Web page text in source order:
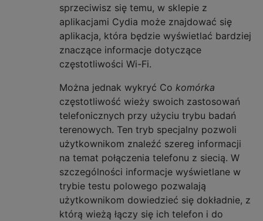
sprzeciwisz się temu, w sklepie z
aplikacjami Cydia może znajdować się
aplikacja, która będzie wyświetlać bardziej
znaczące informacje dotyczące
częstotliwości Wi-Fi.
Można jednak wykryć Co komórka
częstotliwość wieży swoich zastosowań
telefonicznych przy użyciu trybu badań
terenowych. Ten tryb specjalny pozwoli
użytkownikom znaleźć szereg informacji
na temat połączenia telefonu z siecią. W
szczególności informacje wyświetlane w
trybie testu polowego pozwalają
użytkownikom dowiedzieć się dokładnie, z
którą wieżą łączy się ich telefon i do